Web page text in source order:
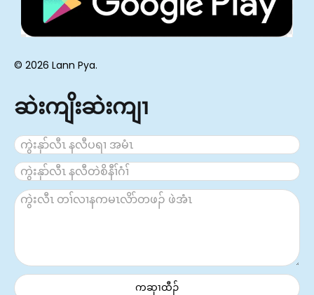
© 2026 Lann Pya.
ဆဲးကျိးဆဲးကျၢ